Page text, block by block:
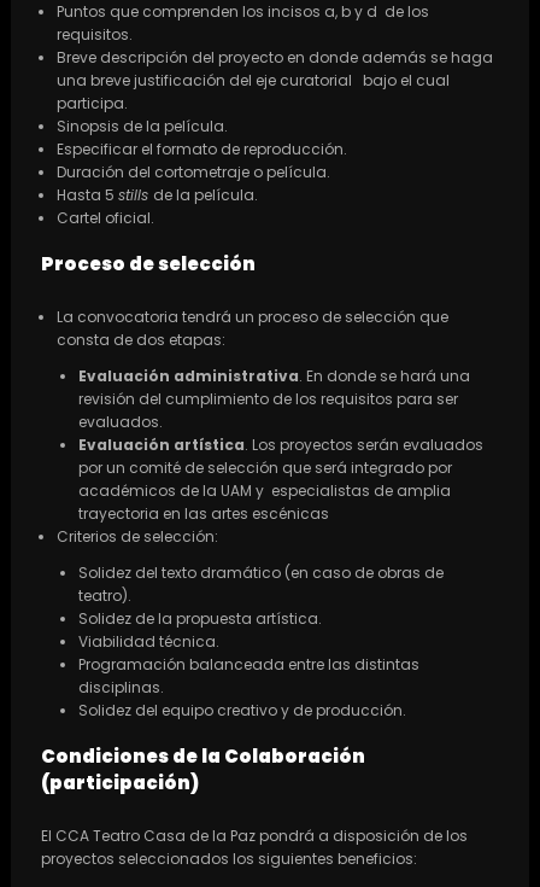
Puntos que comprenden los incisos a, b y d de los
requisitos.
Breve descripción del proyecto en donde además se haga
una breve justificación del eje curatorial bajo el cual
participa.
Sinopsis de la película.
Especificar el formato de reproducción.
Duración del cortometraje o película.
Hasta 5 stills de la película.
Cartel oficial.
Proceso de selección
La convocatoria tendrá un proceso de selección que
consta de dos etapas:
Evaluación administrativa. En donde se hará una
revisión del cumplimiento de los requisitos para ser
evaluados.
Evaluación artística. Los proyectos serán evaluados
por un comité de selección que será integrado por
académicos de la UAM y especialistas de amplia
trayectoria en las artes escénicas
Criterios de selección:
Solidez del texto dramático (en caso de obras de
teatro).
Solidez de la propuesta artística.
Viabilidad técnica.
Programación balanceada entre las distintas
disciplinas.
Solidez del equipo creativo y de producción.
Condiciones de la Colaboración
(participación)
El CCA Teatro Casa de la Paz pondrá a disposición de los
proyectos seleccionados los siguientes beneficios: